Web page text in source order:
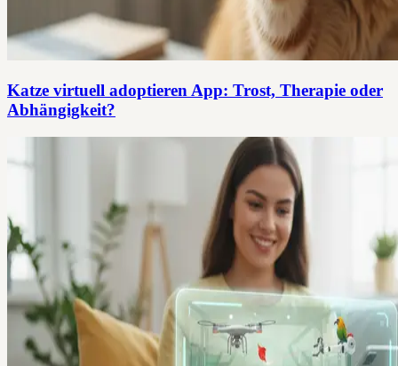
Katze virtuell adoptieren App: Trost, Therapie oder
Abhängigkeit?